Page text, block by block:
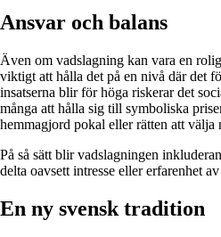
Ansvar och balans
Även om vadslagning kan vara en
viktigt att hålla det på en nivå där det
insatserna blir för höga riskerar det
många att hålla sig till symboliska
hemmagjord pokal eller rätten att välja
På så sätt blir vadslagningen
delta oavsett intresse eller erfarenhet
En ny svensk tradition